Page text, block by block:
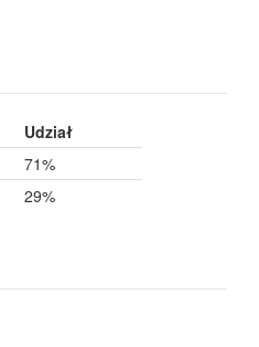
Udział
71%
29%